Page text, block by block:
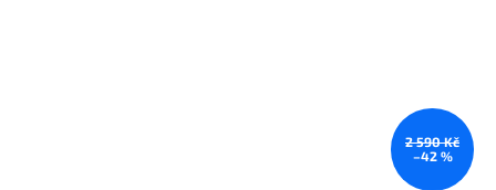
2 590 Kč
–42 %